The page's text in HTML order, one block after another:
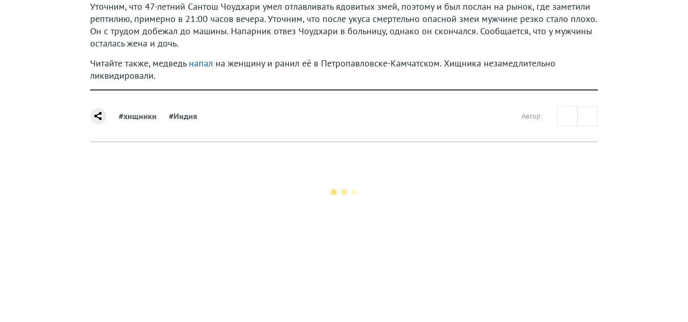
Уточним, что 47-летний Сантош Чоудхари умел отлавливать ядовитых змей, поэтому и был послан на рынок, где заметили
рептилию, примерно в 21:00 часов вечера. Уточним, что после укуса смертельно опасной змеи мужчине резко стало плохо.
Он с трудом добежал до машины. Напарник отвез Чоудхари в больницу, однако он скончался. Сообщается, что у мужчины
осталась жена и дочь.
Читайте также, медведь напал на женщину и ранил её в Петропавловске-Камчатском. Хищника незамедлительно
ликвидировали.
#хищники #Индия Автор: